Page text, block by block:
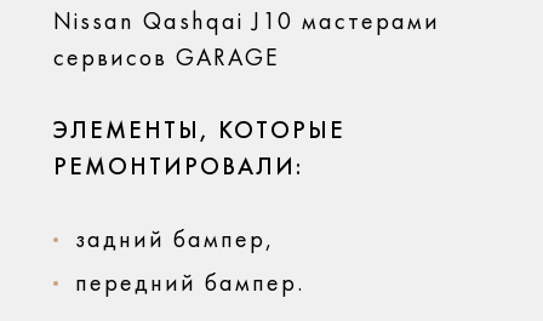
Nissan Qashqai J10 мастерами
сервисов GARAGE
ЭЛЕМЕНТЫ, КОТОРЫЕ
РЕМОНТИРОВАЛИ:
задний бампер,
передний бампер.